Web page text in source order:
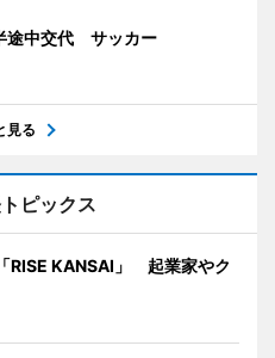
途中交代 サッカー
見る
ピックス
RISE KANSAI」 起業家やク